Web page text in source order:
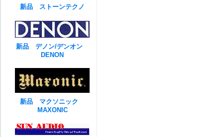
新品 ストーンテクノ
新品 デノン/デンオン
DENON
新品 マクソニック
MAXONIC